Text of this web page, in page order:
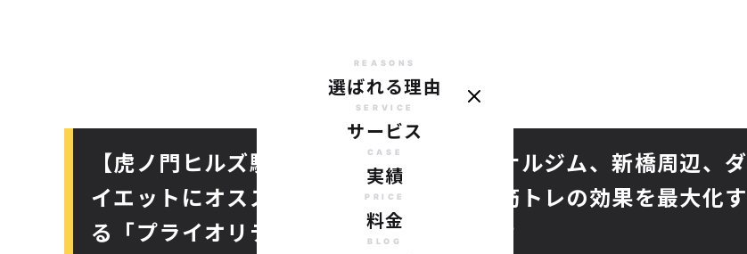
REASONS
選ばれる理由
SERVICE
サービス
CASE
実績
PRICE
料金
BLOG
【虎ノ門ヒルズ駅から徒歩７分のパーソナルジム、新橋周辺、ダ
イエットにオススメのパーソナルジム】筋トレの効果を最大化す
る「プライオリティ（優先順位）」とは？